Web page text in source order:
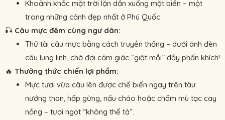
Khoảnh khắc mặt trời lặn dần xuống mặt biển – một
trong những cảnh đẹp nhất ở Phú Quốc.
🎣 Câu mực đêm cùng ngư dân:
Thử tài câu mực bằng cách truyền thống – dưới ánh đèn
câu lung linh, chờ đợi cảm giác “giật mồi” đầy phấn khích!
🔥 Thưởng thức chiến lợi phẩm:
Mực tươi vừa câu lên được chế biến ngay trên tàu:
nướng than, hấp gừng, nấu cháo hoặc chấm mù tạc cay
nồng – tươi ngọt “không thể tả”.